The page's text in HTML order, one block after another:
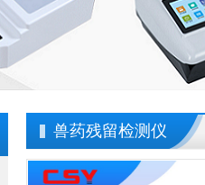
兽药残留检测仪